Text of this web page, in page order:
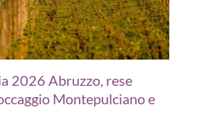
2026 Abruzzo, rese
Montepulciano e